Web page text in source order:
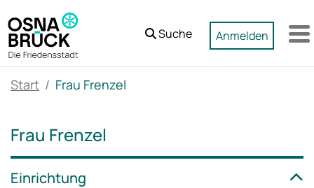
Zum Hauptinhalt springen
Suche Anmelden
Start Frau Frenzel
Frau Frenzel
Einrichtung